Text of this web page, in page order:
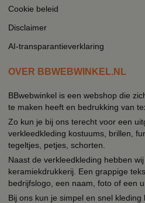
Cookie beleid
Disclaimer
AI-transparantieverklaring
OVER BBWEBWINKEL.NL
BBwebwinkel is een webshop die
te maken heeft en bedrukking van
Zo kun je bij ons terecht voor een
verkleedkleding kostuums, brillen,
tegeltjes, petjes, schorten.
Naast de verkleedkleding hebben
keramiekdrukkerij. Een grappige
bedrijfslogo, een naam, foto of een
Bij ons kun je simpel en snel kleding